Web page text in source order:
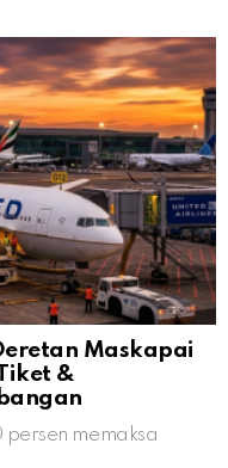
Maskapai
&
memaksa